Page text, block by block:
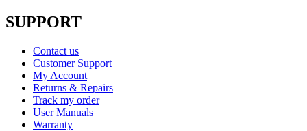
SUPPORT
Contact us
Customer Support
My Account
Returns & Repairs
Track my order
User Manuals
Warranty